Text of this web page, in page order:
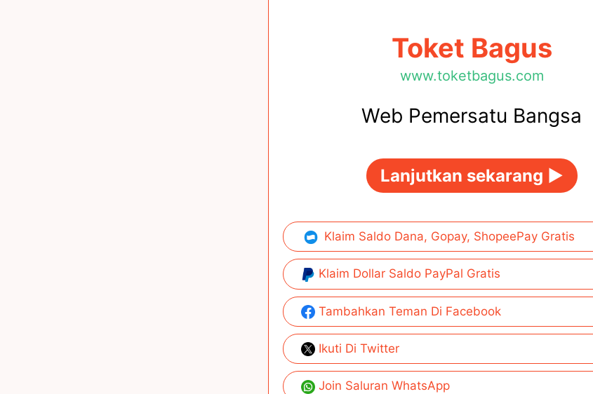
Toket Bagus
www.toketbagus.com
Web Pemersatu Bangsa
Lanjutkan sekarang ►
Klaim Saldo Dana, Gopay, ShopeePay Gratis
Klaim Dollar Saldo PayPal Gratis
Tambahkan Teman Di Facebook
Ikuti Di Twitter
Join Saluran WhatsApp